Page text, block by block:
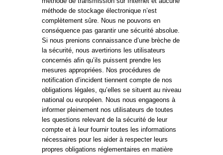
méthode de stockage électronique n’est
complètement sûre. Nous ne pouvons en
conséquence pas garantir une sécurité absolue.
Si nous prenions connaissance d’une brèche de
la sécurité, nous avertirions les utilisateurs
concernés afin qu’ils puissent prendre les
mesures appropriées. Nos procédures de
notification d’incident tiennent compte de nos
obligations légales, qu’elles se situent au niveau
national ou européen. Nous nous engageons à
informer pleinement nos utilisateurs de toutes
les questions relevant de la sécurité de leur
compte et à leur fournir toutes les informations
nécessaires pour les aider à respecter leurs
propres obligations réglementaires en matière